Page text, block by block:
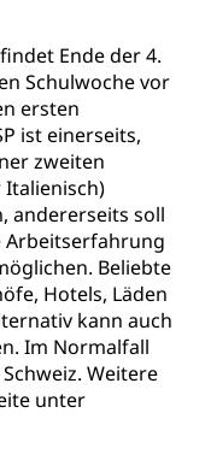
Ende der 4.
Schulwoche vor
ersten
ist einerseits,
zweiten
Italienisch)
andererseits soll
Arbeitserfahrung
Beliebte
Hotels, Läden
kann auch
Im Normalfall
Weitere
unter
elterliche